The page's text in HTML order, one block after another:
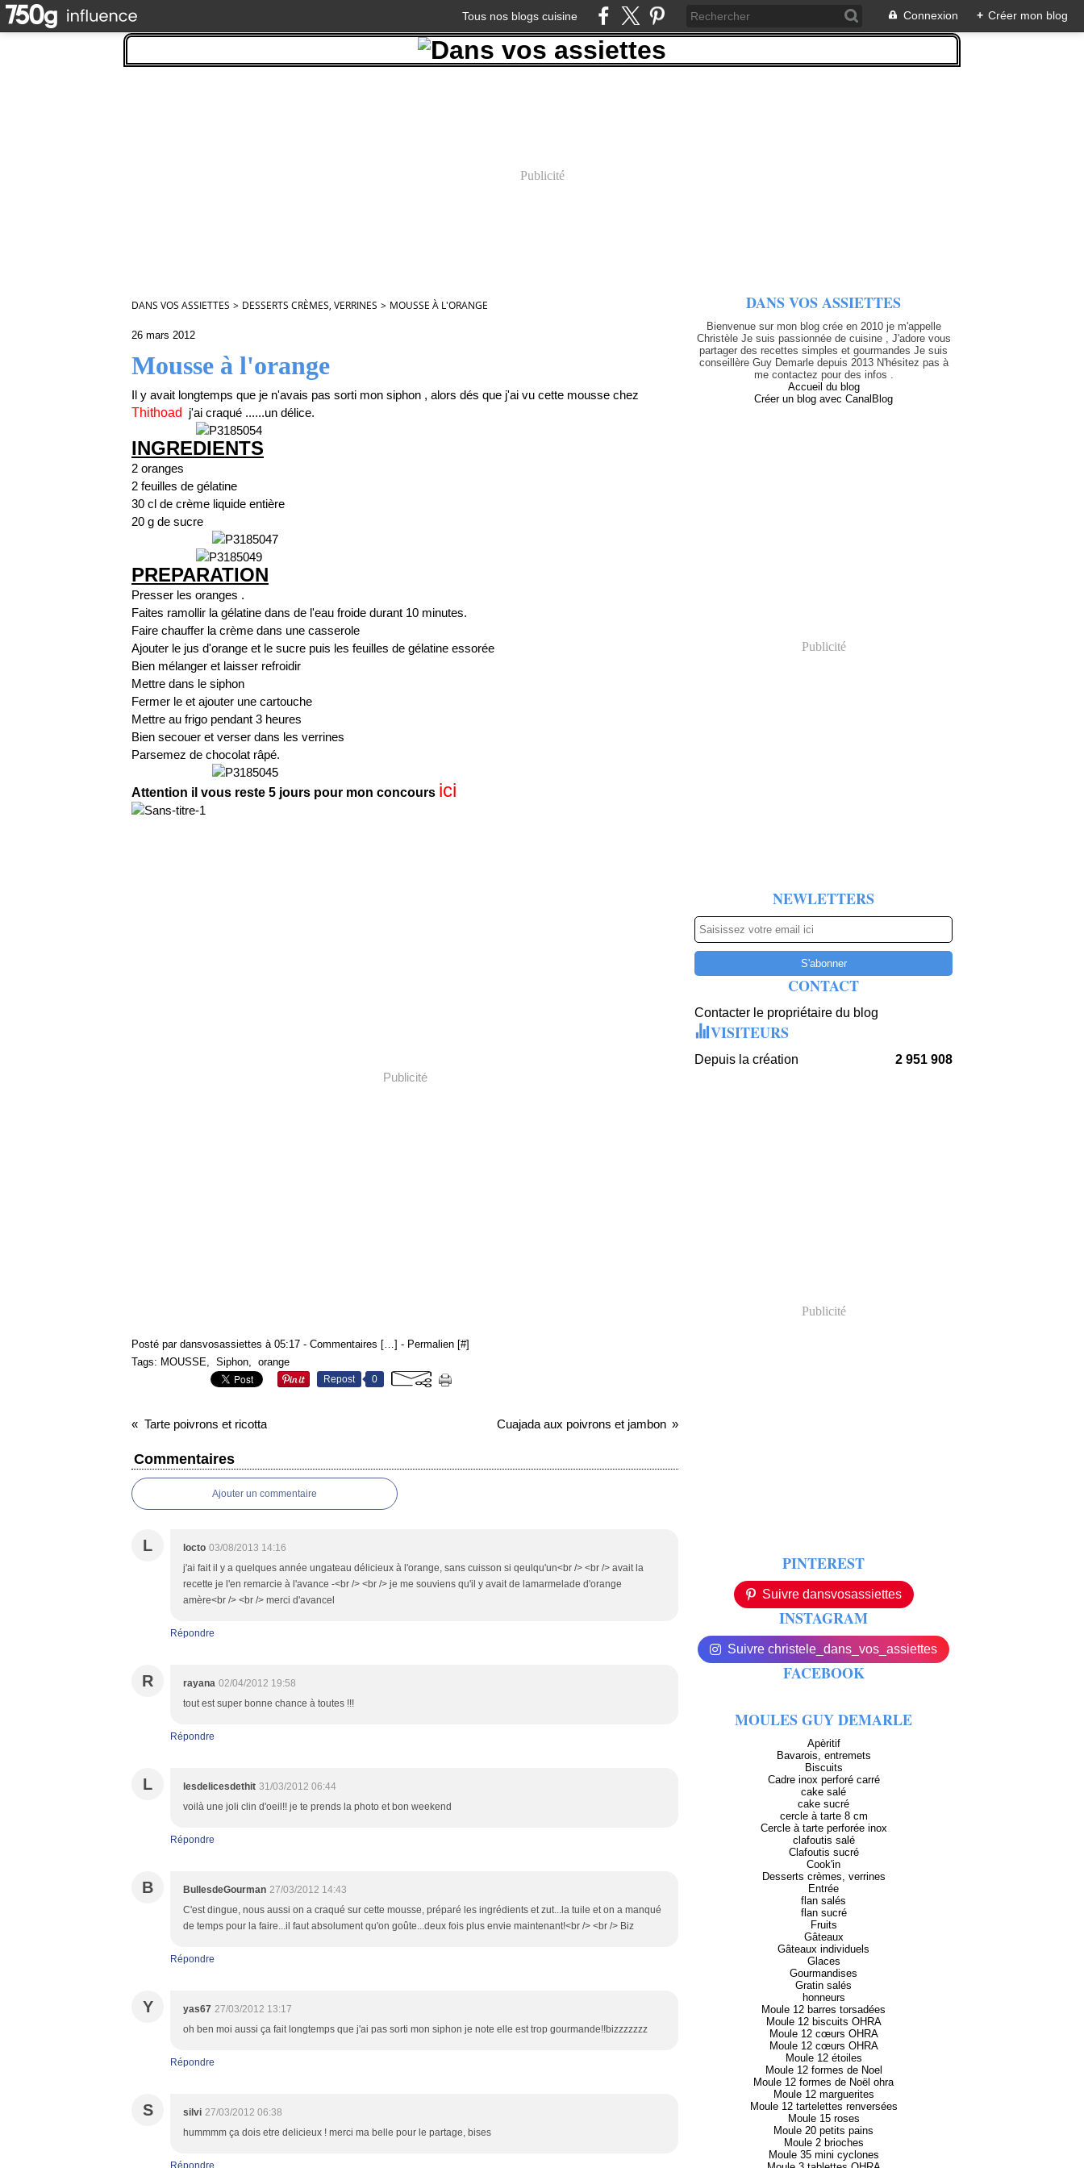
Tous nos blogs cuisine Connexion + Créer mon blog
Publicité
DANS VOS ASSIETTES > DESSERTS CRÈMES, VERRINES > MOUSSE À L'ORANGE
26 mars 2012
Mousse à l'orange
Il y avait longtemps que je n'avais pas sorti mon siphon , alors dés que j'ai vu cette mousse chez
Thithoad
j'ai craqué ......un délice.
INGREDIENTS
2 oranges
2 feuilles de gélatine
30 cl de crème liquide entière
20 g de sucre
PREPARATION
Presser les oranges .
Faites ramollir la gélatine dans de l'eau froide durant 10 minutes.
Faire chauffer la crème dans une casserole
Ajouter le jus d'orange et le sucre puis les feuilles de gélatine essorée
Bien mélanger et laisser refroidir
Mettre dans le siphon
Fermer le et ajouter une cartouche
Mettre au frigo pendant 3 heures
Bien secouer et verser dans les verrines
Parsemez de chocolat râpé.
Attention il vous reste 5 jours pour mon concours ici
Publicité
Posté par dansvosassiettes à 05:17 - Commentaires […] - Permalien [#]
Tags: MOUSSE, Siphon, orange
Repost 0
Tarte poivrons et ricotta Cuajada aux poivrons et jambon
Commentaires
Ajouter un commentaire
L locto 03/08/2013 14:16
j'ai fait il y a quelques année ungateau délicieux à l'orange, sans cuisson si qeulqu'un<br /> <br /> avait la
recette je l'en remarcie à l'avance -<br /> <br /> je me souviens qu'il y avait de lamarmelade d'orange
amère<br /> <br /> merci d'avancel
Répondre
R rayana 02/04/2012 19:58
tout est super bonne chance à toutes !!!
Répondre
L lesdelicesdethit 31/03/2012 06:44
voilà une joli clin d'oeil!! je te prends la photo et bon weekend
Répondre
B BullesdeGourman 27/03/2012 14:43
C'est dingue, nous aussi on a craqué sur cette mousse, préparé les ingrédients et zut...la tuile et on a manqué
de temps pour la faire...il faut absolument qu'on goûte...deux fois plus envie maintenant!<br /> <br /> Biz
Répondre
Y yas67 27/03/2012 13:17
oh ben moi aussi ça fait longtemps que j'ai pas sorti mon siphon je note elle est trop gourmande!!bizzzzzzz
Répondre
S silvi 27/03/2012 06:38
hummmm ça dois etre delicieux ! merci ma belle pour le partage, bises
Répondre
DANS VOS ASSIETTES
Bienvenue sur mon blog crée en 2010 je m'appelle
Christèle Je suis passionnée de cuisine , J'adore vous
partager des recettes simples et gourmandes Je suis
conseillère Guy Demarle depuis 2013 N'hésitez pas à
me contactez pour des infos .
Accueil du blog
Créer un blog avec CanalBlog
Publicité
NEWLETTERS
CONTACT
Contacter le propriétaire du blog
VISITEURS
Depuis la création 2 951 908
Publicité
PINTEREST
Suivre dansvosassiettes
INSTAGRAM
Suivre christele_dans_vos_assiettes
FACEBOOK
MOULES GUY DEMARLE
Apèritif
Bavarois, entremets
Biscuits
Cadre inox perforé carré
cake salé
cake sucré
cercle à tarte 8 cm
Cercle à tarte perforée inox
clafoutis salé
Clafoutis sucré
Cook'in
Desserts crèmes, verrines
Entrée
flan salés
flan sucré
Fruits
Gâteaux
Gâteaux individuels
Glaces
Gourmandises
Gratin salés
honneurs
Moule 12 barres torsadées
Moule 12 biscuits OHRA
Moule 12 cœurs OHRA
Moule 12 cœurs OHRA
Moule 12 étoiles
Moule 12 formes de Noel
Moule 12 formes de Noël ohra
Moule 12 marguerites
Moule 12 tartelettes renversées
Moule 15 roses
Moule 20 petits pains
Moule 2 brioches
Moule 35 mini cyclones